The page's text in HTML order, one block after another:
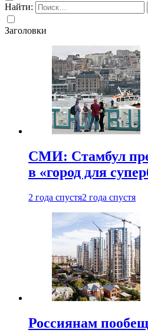
Найти:
Заголовки
СМИ: Стамбул
в «город для
2 года спустя2 года спустя
Россиянам